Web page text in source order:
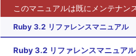
このマニュアルは既にメンテナン
Ruby 3.2 リファレンスマニュアル
Ruby 3.2 リファレンスマニュアル